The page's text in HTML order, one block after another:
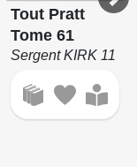
Tout Pratt
Tome 61
Sergent KIRK 11